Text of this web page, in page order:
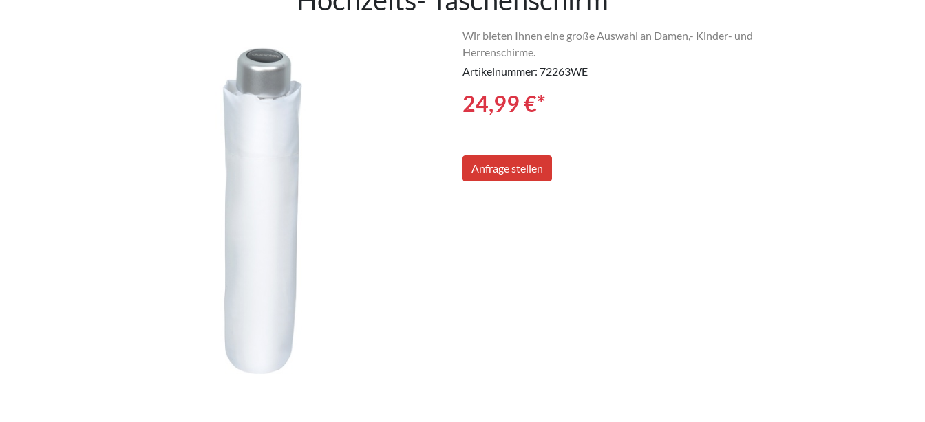
Wir bieten Ihnen eine große Auswahl an Damen,- Kinder- und
Herrenschirme.
Artikelnummer: 72263WE
24,99€*
Anfrage stellen